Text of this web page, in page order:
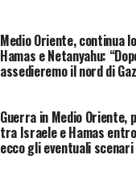
Medio Oriente, continua
Hamas e Netanyahu:
assedieremo il nord di
Guerra in Medio Oriente,
tra Israele e Hamas
ecco gli eventuali scenari